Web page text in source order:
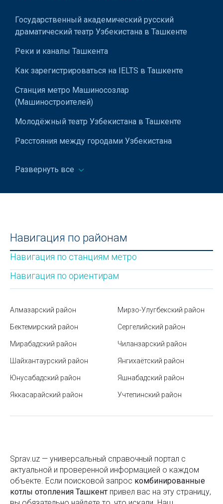
Государственный академический русский
драматический театр Узбекистана в Ташкенте
Реки и каналы Ташкента
Как зарегистрироваться на IELTS в Ташкенте
Станция метро Машиносозлар
(Машиностроителей)
Молодёжный театр Узбекистана в Ташкенте
Расстояния между городами Узбекистана
Что такое язык HTML?
Знаки дорожного движения в Узбекистане
Мавзолей Зангиата в Ташкенте
Старые и новые названия улиц в Ташкенте
Что означают значки «BIO», «ORGANIC», «ECO» на
продуктах
Как выбрать зимнюю куртку: советы по выбору
Срок годности пищевых продуктов
системами учета
Театр Марка Вайля «Ильхом» в Ташкенте
Как поступить в ВУЗ в Узбекистане: актуальные
Развернуть все
Навигация по районам
Навигация по станциям метро
Навигация по ориентирам
Алмазарский район
Бектемирский район
Мирабадский район
Мирзо-Улугбекский район
Сергелийский район
Чиланзарский район
Шайхантаурский район
Юнусабадский район
Яккасарайский район
Янгихаётский район
Яшнабадский район
Учтепинский район
Sprav.uz — универсальный справочный портал с
актуальной и проверенной информацией о каждом
объекте. Если поисковой запроc комбинированные
котлы отопления Ташкент привел вас на эту страницу,